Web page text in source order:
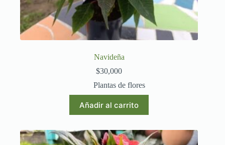
Navideña
$30,000
Plantas de flores
Añadir al carrito